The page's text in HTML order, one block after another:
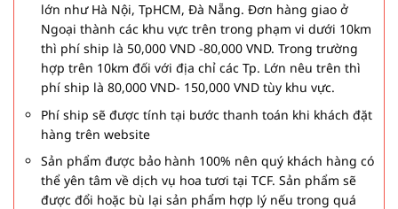
lớn như Hà Nội, TpHCM, Đà Nẵng. Đơn hàng giao ở
Ngoại thành các khu vực trên trong phạm vi dưới 10km
thì phí ship là 50,000 VND -80,000 VND. Trong trường
hợp trên 10km đối với địa chỉ các Tp. Lớn nêu trên thì
phí ship là 80,000 VND- 150,000 VND tùy khu vực.
Phí ship sẽ được tính tại bước thanh toán khi khách đặt
hàng trên website
Sản phẩm được bảo hành 100% nên quý khách hàng có
thể yên tâm về dịch vụ hoa tươi tại TCF. Sản phẩm sẽ
được đổi hoặc bù lại sản phẩm hợp lý nếu trong quá